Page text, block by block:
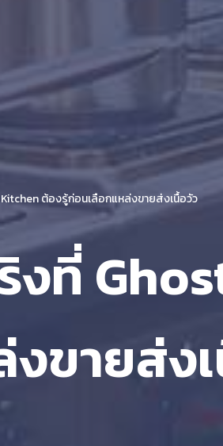
ต้องรู้ก่อนเลือกแหล่งขายส่งเนื้อวัว
งที่
ขายส่ง